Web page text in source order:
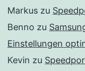
Markus zu
Benno zu
Einstellungen
Kevin zu